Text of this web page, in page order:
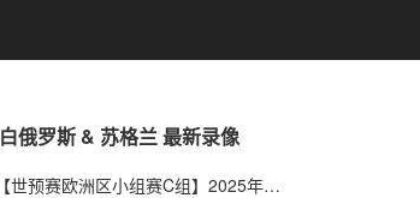
白俄罗斯 & 苏格兰 最新录像
【世预赛欧洲区小组赛C组】2025年11月19日 白俄罗斯vs希腊 全场录像在线回放